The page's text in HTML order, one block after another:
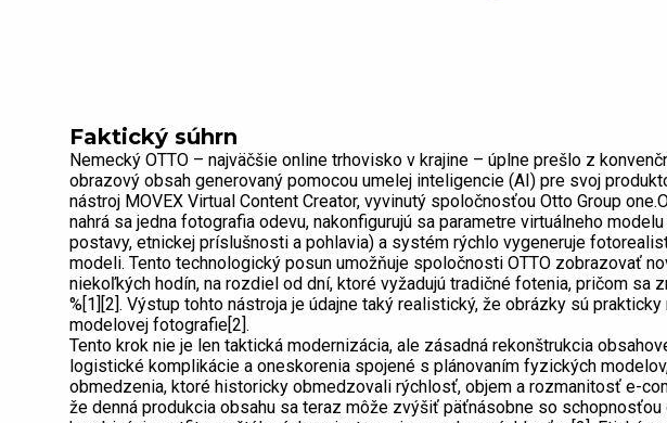
Faktický súhrn
Nemecký OTTO – najväčšie online trhovisko v krajine – úplne prešlo z
obrazový obsah generovaný pomocou umelej inteligencie (AI) pre svoj
nástroj MOVEX Virtual Content Creator, vyvinutý spoločnosťou Otto Group
nahrá sa jedna fotografia odevu, nakonfigurujú sa parametre virtuálneho
postavy, etnickej príslušnosti a pohlavia) a systém rýchlo vygeneruje
modeli. Tento technologický posun umožňuje spoločnosti OTTO zobrazovať
niekoľkých hodín, na rozdiel od dní, ktoré vyžadujú tradičné fotenia, pričom sa
%[1][2]. Výstup tohto nástroja je údajne taký realistický, že obrázky sú
modelovej fotografie[2].
Tento krok nie je len taktická modernizácia, ale zásadná rekonštrukcia
logistické komplikácie a oneskorenia spojené s plánovaním fyzických
obmedzenia, ktoré historicky obmedzovali rýchlosť, objem a rozmanitosť e-
že denná produkcia obsahu sa teraz môže zvýšiť päťnásobne so schopnosťou